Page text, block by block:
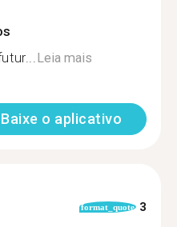
Leia mais
Baixe o aplicativo
format_quote 3